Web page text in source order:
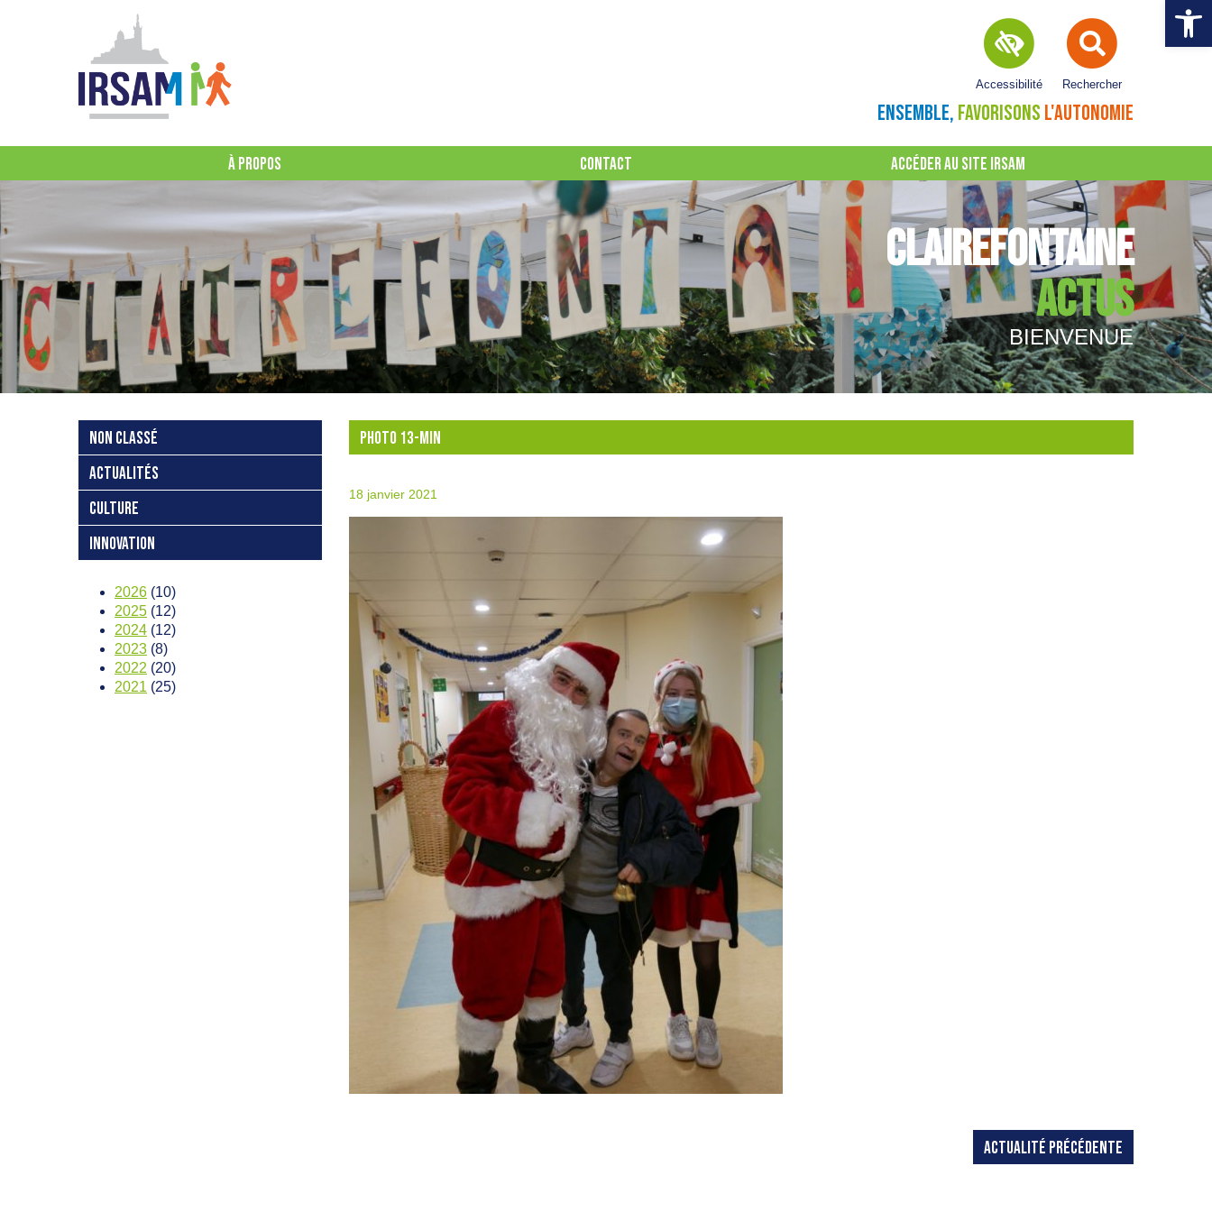
Ouvrir
Rechercher
Accessibilité
ENSEMBLE, FAVORISONS L'AUTONOMIE
À PROPOS CONTACT ACCÉDER AU SITE IRSAM
CLAIREFONTAINE
ACTUS
BIENVENUE
NON CLASSÉ
ACTUALITÉS
CULTURE
INNOVATION
2026 (10)
2025 (12)
2024 (12)
2023 (8)
2022 (20)
2021 (25)
PHOTO 13-MIN
18 janvier 2021
ACTUALITÉ PRÉCÉDENTE